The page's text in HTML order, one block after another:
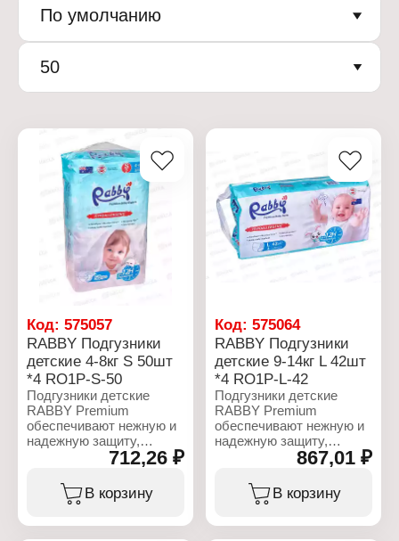
По умолчанию
50
Код: 575057
RABBY Подгузники
детские 4-8кг S 50шт
*4 RO1P-S-50
Подгузники детские
RABBY Premium
обеспечивают нежную и
надежную защиту,
позволяя малышу
комфортно и сухо в
течение дня и ночи.
712,26 ₽
В корзину
Код:575064
RABBY Подгузники
детские 9-14кг L 42шт
*4 RO1P-L-42
Подгузники детские
RABBY Premium
обеспечивают нежную и
надежную защиту,
позволяя малышу
комфортно и сухо в
течение дня и ночи.
867,01 ₽
В корзину